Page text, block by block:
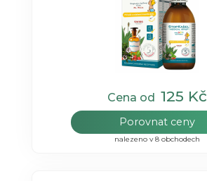
Cena od 125 Kč
Porovnat ceny
nalezeno v 8 obchodech